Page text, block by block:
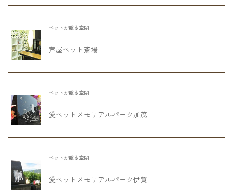
ペットが眠る空間
芦屋ペット斎場
ペットが眠る空間
愛ペットメモリアルパーク加茂
ペットが眠る空間
愛ペットメモリアルパーク伊賀